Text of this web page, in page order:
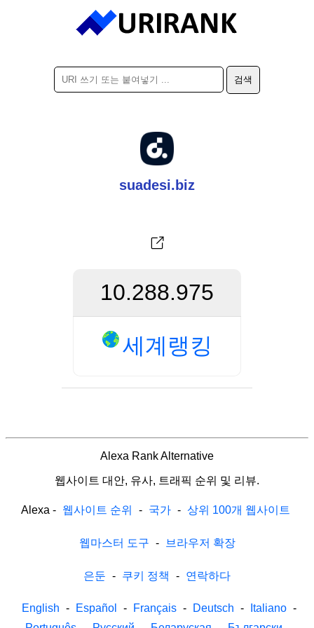
suadesi.biz
10.288.975
세계랭킹
Alexa Rank Alternative
웹사이트 대안, 유사, 트래픽 순위 및 리뷰.
Alexa - 웹사이트 순위 - 국가 - 상위 100개 웹사이트
웹마스터 도구 - 브라우저 확장
은둔 - 쿠키 정책 - 연락하다
English - Español - Français - Deutsch - Italiano -